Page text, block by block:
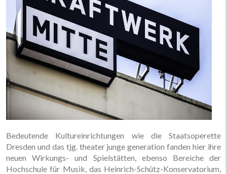
Bedeutende Kultureinrichtungen wie die Staatsoperette
Dresden und das tjg. theater junge generation fanden hier ihre
neuen Wirkungs- und Spielstätten, ebenso Bereiche der
Hochschule für Musik, das Heinrich-Schütz-Konservatorium,